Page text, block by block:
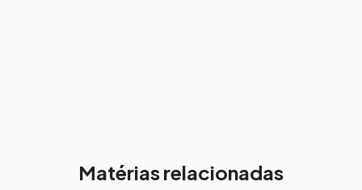
Matérias relacionadas